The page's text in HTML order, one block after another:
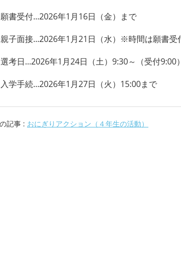
書受付...2026年1 月16日（金）まで
子面接...2026年1 月21日（水）※時間は願書受
考日...2026年1 月24日（土）9:30～（受付9:00）
学手続...2026年1 月27日（火） 15:00まで
記事 : おにぎりアクション（４年生の活動）